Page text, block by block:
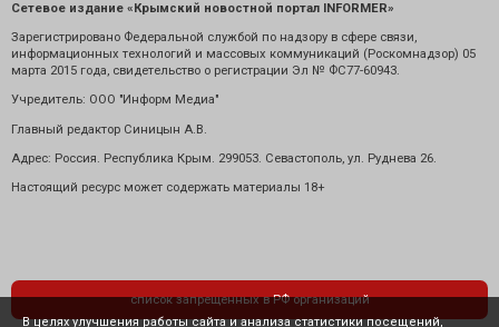
Сетевое издание «Крымский новостной портал INFORMER»
Зарегистрировано Федеральной службой по надзору в сфере связи,
информационных технологий и массовых коммуникаций (Роскомнадзор) 05
марта 2015 года, свидетельство о регистрации Эл № ФС77-60943.
Учредитель: ООО "Информ Медиа"
Главный редактор Синицын А.В.
Адрес: Россия. Республика Крым. 299053. Севастополь, ул. Руднева 26.
Настоящий ресурс может содержать материалы 18+
список запрещенных в РФ организаций
В целях улучшения работы сайта и анализа статистики посещений,